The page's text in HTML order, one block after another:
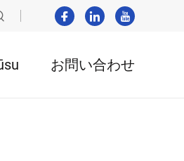
お問い合わせ